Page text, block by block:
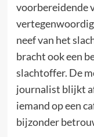
voorbereidende
neef van het
bracht ook een
slachtoffer. De
journalist blijkt
iemand op een
bijzonder